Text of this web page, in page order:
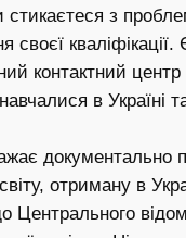
стикаєтеся з
своєї кваліфікації.
контактний
навчалися в Україні
документально
отриману в
Центрального